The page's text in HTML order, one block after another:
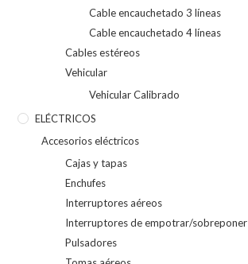
Cable encauchetado 3 líneas
Cable encauchetado 4 líneas
Cables estéreos
Vehicular
Vehicular Calibrado
ELÉCTRICOS
Accesorios eléctricos
Cajas y tapas
Enchufes
Interruptores aéreos
Interruptores de empotrar/sobreponer
Pulsadores